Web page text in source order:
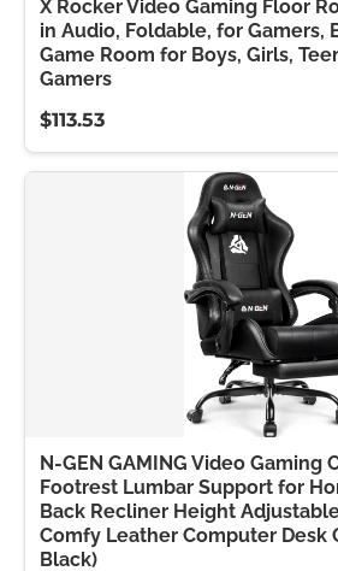
X Rocker Video Gaming Floor
in Audio, Foldable, for Gamers,
Game Room for Boys, Girls,
Gamers
$113.53
N-GEN GAMING Video Gaming
Footrest Lumbar Support for
Back Recliner Height
Comfy Leather Computer Desk
Black)